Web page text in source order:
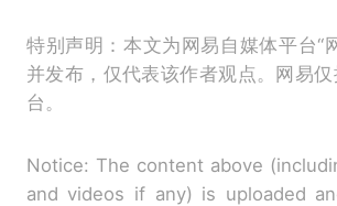
特别声明：本文为网易自媒体平台“
并发布，仅代表该作者观点。网易
台。
Notice: The content above
and videos if any) is uploaded